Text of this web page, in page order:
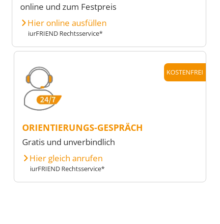
online und zum Festpreis
Hier online ausfüllen
iurFRIEND Rechtsservice*
KOSTENFREI
ORIENTIERUNGS-GESPRÄCH
Gratis und unverbindlich
Hier gleich anrufen
iurFRIEND Rechtsservice*